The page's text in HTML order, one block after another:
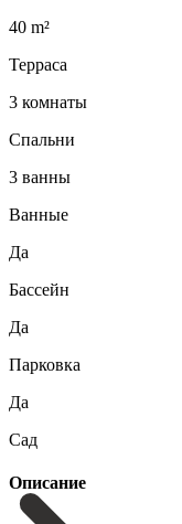
40 m²
Терраса
3 комнаты
Спальни
3 ванны
Ванные
Да
Бассейн
Да
Парковка
Да
Сад
Описание